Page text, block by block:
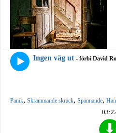
Ingen väg ut - förbi David
Panik, Skrämmande skräck, Spännande,